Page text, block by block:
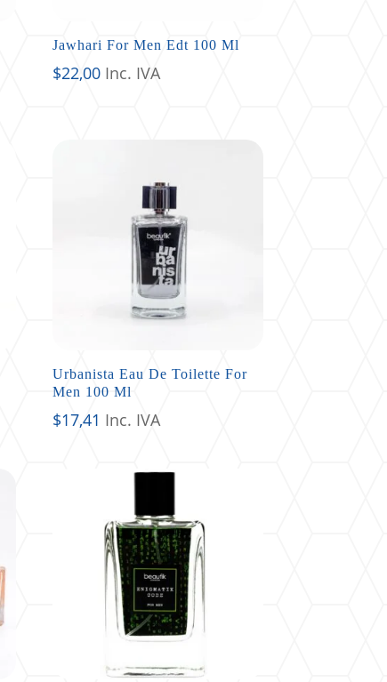
Jawhari For Men Edt 100 Ml
$22,00 Inc. IVA
Urbanista Eau De Toilette For
Men 100 Ml
$17,41 Inc. IVA